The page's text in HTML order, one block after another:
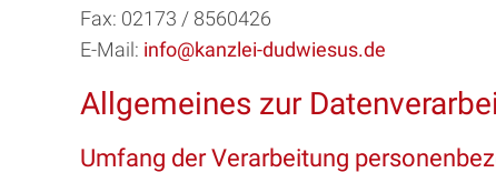
Fax: 02173 / 8560426
E-Mail: info@kanzlei-dudwiesus.de
Allgemeines zur
Umfang der Verarbeitung